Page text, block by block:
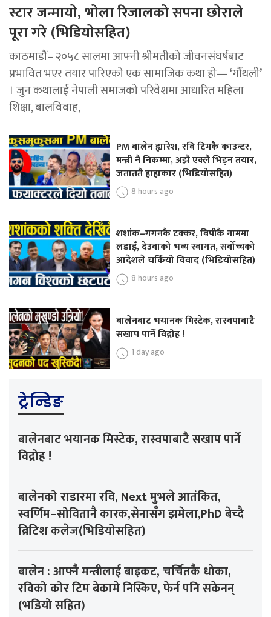
स्टार जन्मायो, भोला रिजालको सपना छोराले
पूरा गरे (भिडियोसहित)
काठमाडोैं– २०५८ सालमा आफ्नी श्रीमतीको जीवनसंघर्षबाट
प्रभावित भएर तयार पारिएको एक सामाजिक कथा हो— ‘गौँथली’
। जुन कथालाई नेपाली समाजको परिवेशमा आधारित महिला
शिक्षा, बालविवाह,
PM बालेन ह्यारेश, रवि टिमकै काउन्टर,
मन्त्री नै निकम्मा, अझै एक्लै भिड्न तयार,
जताततै हाहाकार (भिडियोसहित)
8 hours ago
शशांक–गगनकै टक्कर, बिपीकै नाममा
लडाइँ, देउवाको भव्य स्वागत, सर्वोच्चको
आदेशले चर्कियो विवाद (भिडियोसहित)
8 hours ago
बालेनबाट भयानक मिस्टेक, रास्वपाबाटै
सखाप पार्ने विद्रोह !
1 day ago
ट्रेन्डिङ
बालेनबाट भयानक मिस्टेक, रास्वपाबाटै सखाप पार्ने
विद्रोह !
बालेनको राडारमा रवि, Next मुभले आतंकित,
स्वर्णिम–सोवितानै कारक,सेनासँग झमेला,PhD बेच्दै
ब्रिटिश कलेज(भिडियोसहित)
बालेन : आफ्नै मन्त्रीलाई बाइकट, चर्चितकै धोका,
रविको कोर टिम बेकामे निस्किए, फेर्न पनि सकेनन्
(भडियो सहित)